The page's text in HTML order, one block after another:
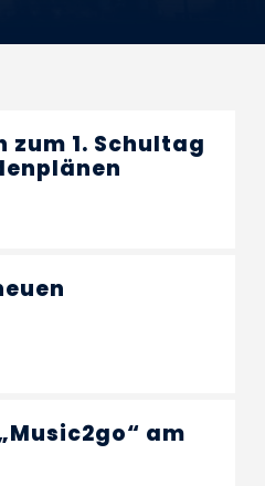
1. Schultag
am